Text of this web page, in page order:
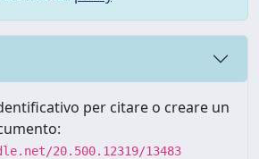
per citare o creare un
20.500.12319/13483